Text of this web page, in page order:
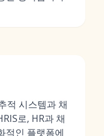
적 시스템과 채
로, HR과 채
적인 플랫폼에